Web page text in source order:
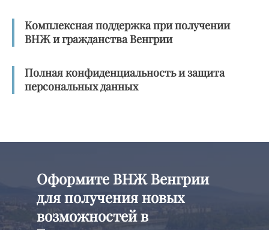
Комплексная поддержка при получении
ВНЖ и гражданства Венгрии
Полная конфиденциальность и защита
персональных данных
Оформите ВНЖ Венгрии
для получения новых
возможностей в